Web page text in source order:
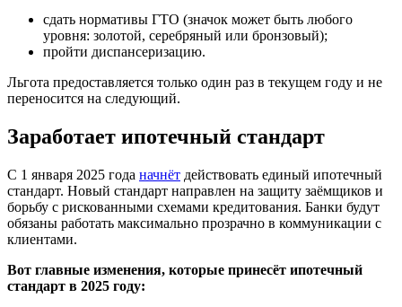
сдать нормативы ГТО (значок может быть любого
уровня: золотой, серебряный или бронзовый);
пройти диспансеризацию.
Льгота предоставляется только один раз в текущем году и не
переносится на следующий.
Заработает ипотечный стандарт
С 1 января 2025 года начнёт действовать единый ипотечный
стандарт. Новый стандарт направлен на защиту заёмщиков и
борьбу с рискованными схемами кредитования. Банки будут
обязаны работать максимально прозрачно в коммуникации с
клиентами.
Вот главные изменения, которые принесёт ипотечный
стандарт в 2025 году: